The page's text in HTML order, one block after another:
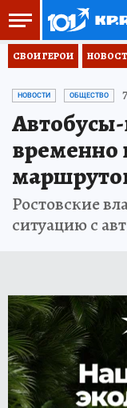
СВОИ ГЕРОИ
НОВОСТИ ОБЩЕСТВО
временно
Ростовские
ситуацию с